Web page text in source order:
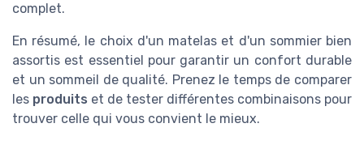
complet.
En résumé, le choix d'un matelas et d'un sommier bien
assortis est essentiel pour garantir un confort durable
et un sommeil de qualité. Prenez le temps de comparer
les produits et de tester différentes combinaisons pour
trouver celle qui vous convient le mieux.